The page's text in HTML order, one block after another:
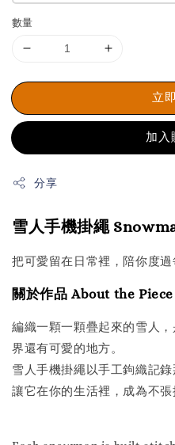
數量
立
加入
分享
雪人手機掛繩
把可愛留在日常裡，陪你度過
關於作品 About the Piece
編織一顆一顆疊起來的雪人
界還有可愛的地方。
雪人手機掛繩以手工鉤織記
讓它在你的生活裡，成為不張